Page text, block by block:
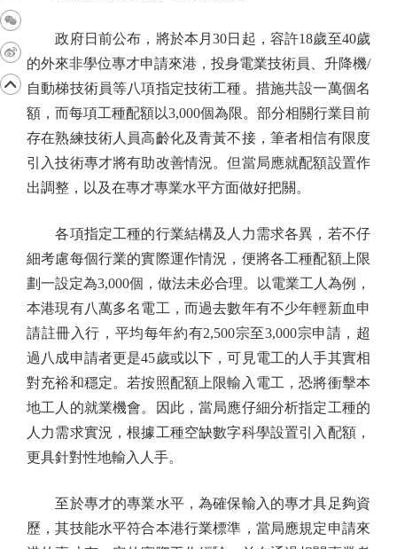
政府日前公布，將於本月30日起，容許18歲至40歲
的外來非學位專才申請來港，投身電業技術員、升降機/
自動梯技術員等八項指定技術工種。措施共設一萬個名
額，而每項工種配額以3,000個為限。部分相關行業目前
存在熟練技術人員高齡化及青黃不接，筆者相信有限度
引入技術專才將有助改善情況。但當局應就配額設置作
出調整，以及在專才專業水平方面做好把關。
各項指定工種的行業結構及人力需求各異，若不仔
細考慮每個行業的實際運作情況，便將各工種配額上限
劃一設定為3,000個，做法未必合理。以電業工人為例，
本港現有八萬多名電工，而過去數年有不少年輕新血申
請註冊入行，平均每年約有2,500宗至3,000宗申請，超
過八成申請者更是45歲或以下，可見電工的人手其實相
對充裕和穩定。若按照配額上限輸入電工，恐將衝擊本
地工人的就業機會。因此，當局應仔細分析指定工種的
人力需求實況，根據工種空缺數字科學設置引入配額，
更具針對性地輸入人手。
至於專才的專業水平，為確保輸入的專才具足夠資
歷，其技能水平符合本港行業標準，當局應規定申請來